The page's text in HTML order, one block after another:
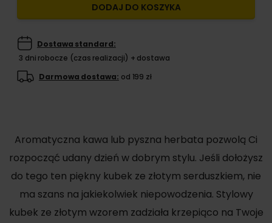
DODAJ DO KOSZYKA
Dostawa standard:
3 dni robocze (czas realizacji) + dostawa
Darmowa dostawa: od 199 zł
Aromatyczna kawa lub pyszna herbata pozwolą Ci
rozpocząć udany dzień w dobrym stylu. Jeśli dołożysz
do tego ten piękny kubek ze złotym serduszkiem, nie
ma szans na jakiekolwiek niepowodzenia. Stylowy
kubek ze złotym wzorem zadziała krzepiąco na Twoje